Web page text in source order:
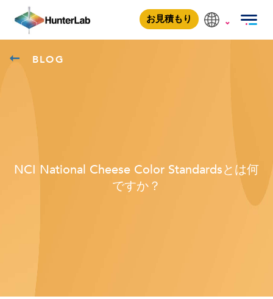
お見積もり
BLOG
NCI National Cheese Color Standardsとは何
ですか？